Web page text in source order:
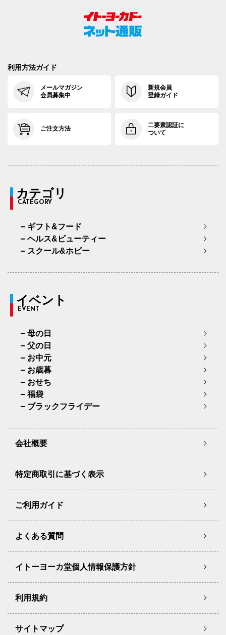
利用方法ガイド
メールマガジン
会員募集中
新規会員
登録ガイド
ご注文方法
二要素認証に
ついて
カテゴリ
CATEGORY
ギフト&フード
ヘルス&ビューティー
スクール&ホビー
イベント
EVENT
母の日
父の日
お中元
お歳暮
おせち
福袋
ブラックフライデー
会社概要
特定商取引に基づく表示
ご利用ガイド
よくある質問
イトーヨーカ堂個人情報保護方針
利用規約
サイトマップ